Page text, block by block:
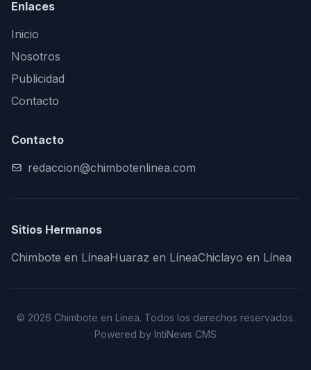
Enlaces
Inicio
Nosotros
Publicidad
Contacto
Contacto
redaccion@chimbotenlinea.com
Sitios Hermanos
Chimbote en LíneaHuaraz en LíneaChiclayo en Línea
© 2026 Chimbote en Línea. Todos los derechos reservados.
Powered by IntiNews CMS